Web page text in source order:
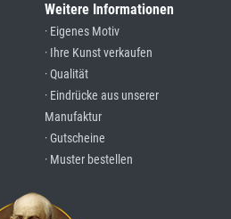
Weitere Informationen
· Eigenes Motiv
· Ihre Kunst verkaufen
· Qualität
· Eindrücke aus unserer
Manufaktur
· Gutscheine
· Muster bestellen